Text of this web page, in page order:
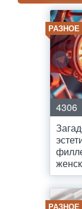
РАЗНОЕ
4306
РАЗНОЕ